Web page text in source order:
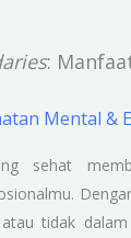
:
Mental &
sehat
tidak dalam